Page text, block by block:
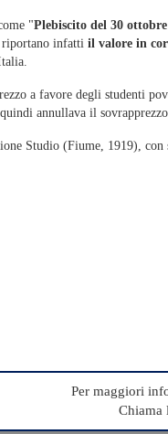
"Plebiscito del 30
riportano infatti il valore in
a favore degli studenti
annullava il
Studio (Fiume, 1919),
Per maggiori
Chiama